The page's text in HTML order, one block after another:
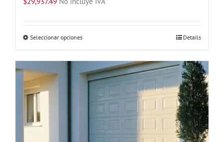
Seleccionar opcionesEste
tiene
múltiples
variantes.
opciones
elegir
Details